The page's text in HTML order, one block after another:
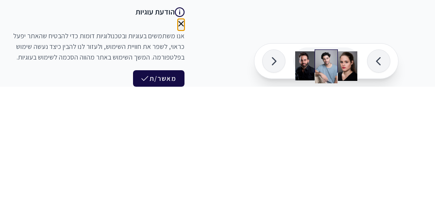
הודעת עוגיות
אנו משתמשים בעוגיות ובטכנולוגיות דומות כדי להבטיח שהאתר יפעל
כראוי, לשפר את חוויית השימוש, ולעזור לנו להבין כיצד נעשה שימוש
בפלטפורמה. המשך השימוש באתר מהווה הסכמה לשימוש בעוגיות.
מאשר/ת